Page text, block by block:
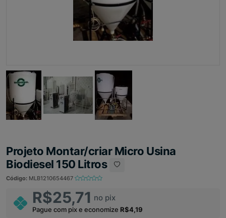
Projeto Montar/criar Micro Usina
Biodiesel 150 Litros
Código: MLB1210654467
R$25,71 no pix
Pague com pix e economize R$4,19